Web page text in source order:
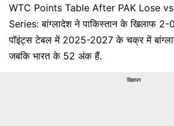
WTC Points Table After PAK Lose
Series: बांग्लादेश ने पाकिस्तान के खिलाफ 2-
पॉइंट्स टेबल में 2025-2027 के चक्र में
जबकि भारत के 52 अंक हैं.
विज्ञापन